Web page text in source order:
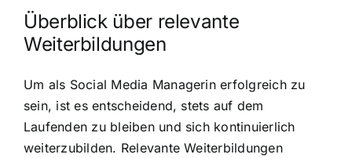
Überblick über relevante
Weiterbildungen
Um als Social Media Managerin erfolgreich zu
sein, ist es entscheidend, stets auf dem
Laufenden zu bleiben und sich kontinuierlich
weiterzubilden. Relevante Weiterbildungen